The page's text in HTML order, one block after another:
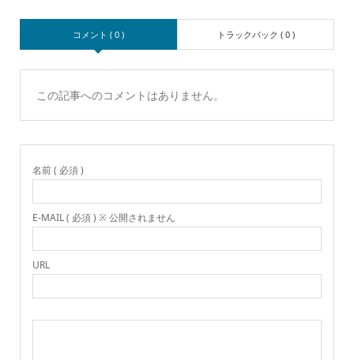
コメント ( 0 ) トラックバック ( 0 )
この記事へのコメントはありません。
名前 ( 必須 )
E-MAIL ( 必須 ) ※ 公開されません
URL